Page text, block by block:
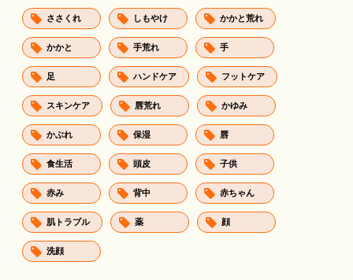
ささくれ しもやけ かかと荒れ
かかと 手荒れ 手
足 ハンドケア フットケア
スキンケア 唇荒れ かゆみ
かぶれ 保湿 唇
食生活 頭皮 子供
赤み 背中 赤ちゃん
肌トラブル 薬 顔
洗顔